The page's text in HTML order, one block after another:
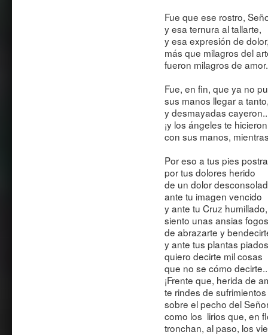
Fue que ese rostro,
y esa ternura al tallarte,
y esa expresión de
más que milagros del
fueron milagros de amor.
Fue, en fin, que ya no
sus manos llegar a
y desmayadas
¡y los ángeles te hicieron
con sus manos,
Por eso a tus pies
por tus dolores herido
de un dolor
ante tu imagen vencido
y ante tu Cruz humillado,
siento unas ansias
de abrazarte y
y ante tus plantas
quiero decirte mil cosas
que no se cómo
¡Frente que, herida de
te rindes de sufrimientos
sobre el pecho del
como los lirios que, en
tronchan, al paso, los